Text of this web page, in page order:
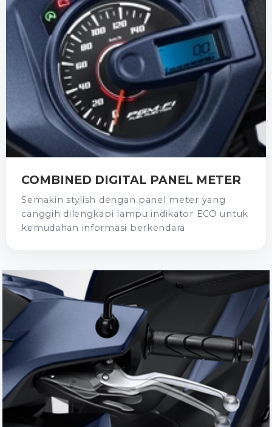
COMBINED DIGITAL PANEL METER
Semakin stylish dengan panel meter yang
canggih dilengkapi lampu indikator ECO untuk
kemudahan informasi berkendara